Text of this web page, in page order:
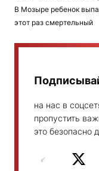
В Мозыре ребенок
этот раз смертельный
на нас в
пропустить
это безопасно